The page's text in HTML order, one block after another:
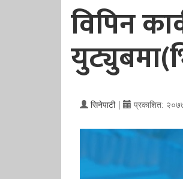
विपिन
सिनेपाटी| प्रकाशित: